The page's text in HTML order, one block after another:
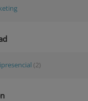
(2)